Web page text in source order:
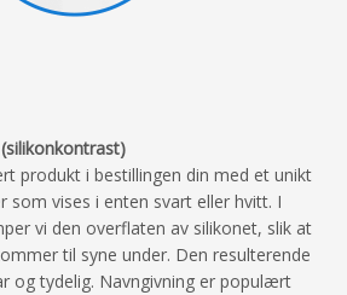
produkt i bestillingen din med et unikt
som vises i enten svart eller hvitt. I
vi den overflaten av silikonet, slik at
til syne under. Den resulterende
og tydelig. Navngivning er populært